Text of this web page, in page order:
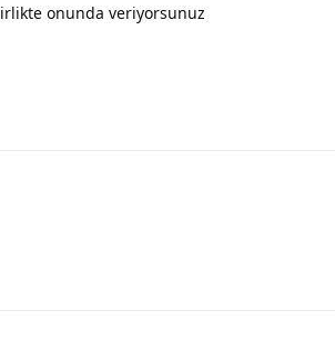
onunda veriyorsunuz